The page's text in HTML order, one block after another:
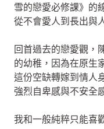
雪的戀愛必修課》的
從不會愛人到長出與
回首過去的戀愛觀，
的幼稚，因為在原生
這份空缺轉嫁到情人
強烈自卑感與不安全
我和一般純粹只能喜